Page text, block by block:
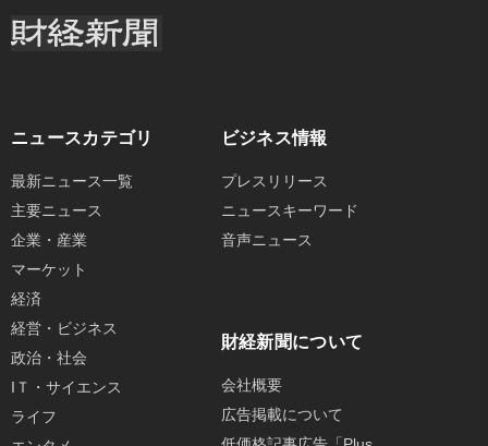
ニュースカテゴリ
最新ニュース一覧
主要ニュース
企業・産業
マーケット
経済
経営・ビジネス
政治・社会
IＴ・サイエンス
ライフ
ビジネス情報
プレスリリース
ニュースキーワード
音声ニュース
財経新聞について
会社概要
広告掲載について